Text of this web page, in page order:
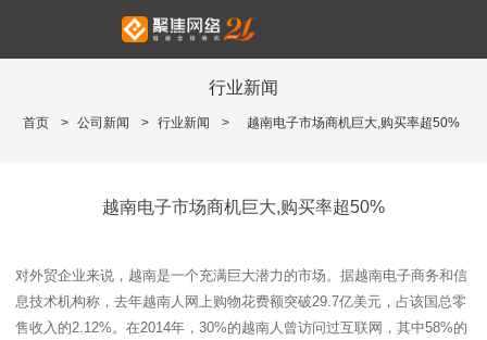
行业新闻
首页 > 公司新闻 > 行业新闻 > 越南电子市场商机巨大,购买率超50%
越南电子市场商机巨大,购买率超50%
对外贸企业来说，越南是一个充满巨大潜力的市场。据越南电子商务和信
息技术机构称，去年越南人网上购物花费额突破29.7亿美元，占该国总零
售收入的2.12%。在2014年，30%的越南人曾访问过互联网，其中58%的